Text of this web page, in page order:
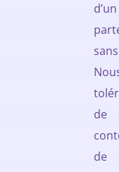
de
de